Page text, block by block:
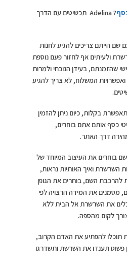
? Adelina תכשיטים עם הדרך
הייתם צריכים להגיע לחנות
ולעיתים אף לחזור פעם נוספת
שהזמנתם, בעידן הנוכחי ולמרות
המשלוח, לא צריך להגיע
בקלות, כיום ניתן להזמין
כסף אותם אתם בוחרים,
דרך האתר.
בוחרים את העיצוב המיוחד של
השרשרת ואיך האותיות נראות,
להרכבת השם, בוחרים את הגופן
מסמנים את המידה הרצויה לפי
את השרשרת אל הבית ללא
לקום מהספה.
תוכלו להפתיע את האדם הקרוב,
תענדו את השרשת ותשדרגו